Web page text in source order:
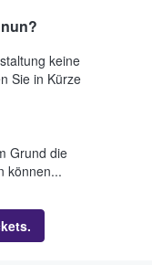
keine
Sie in Kürze
Grund die
können...